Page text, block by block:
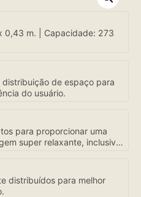
0,43 m. | Capacidade: 273
distribuição de espaço para
do usuário.
para proporcionar uma
super relaxante, inclusive
motobomba do mercado –
Spa focada em seu bem-
distribuídos para melhor